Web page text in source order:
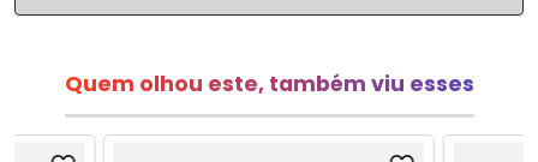
Quem olhou este, também viu esses